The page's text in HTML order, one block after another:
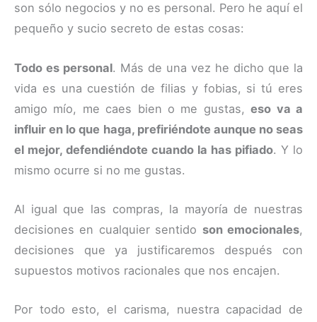
son sólo negocios y no es personal. Pero he aquí el
pequeño y sucio secreto de estas cosas:
Todo es personal. Más de una vez he dicho que la
vida es una cuestión de filias y fobias, si tú eres
amigo mío, me caes bien o me gustas,eso va a
influir en lo que haga, prefiriéndote aunque no seas
el mejor, defendiéndote cuando la has pifiado. Y lo
mismo ocurre si no me gustas.
Al igual que las compras, la mayoría de nuestras
decisiones en cualquier sentido son emocionales,
decisiones que ya justificaremos después con
supuestos motivos racionales que nos encajen.
Por todo esto, el carisma, nuestra capacidad de